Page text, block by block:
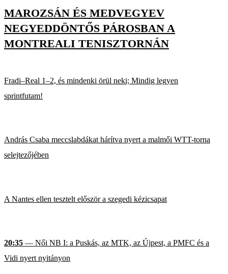
MAROZSÁN ÉS MEDVEGYEV
NEGYEDDÖNTŐS PÁROSBAN A
MONTREALI TENISZTORNÁN
Fradi–Real 1–2, és mindenki örül neki; Mindig legyen
sprintfutam!
András Csaba meccslabdákat hárítva nyert a malmői WTT-torna
selejtezőjében
A Nantes ellen tesztelt először a szegedi kézicsapat
20:35 — Női NB I: a Puskás, az MTK, az Újpest, a PMFC és a
Vidi nyert nyitányon